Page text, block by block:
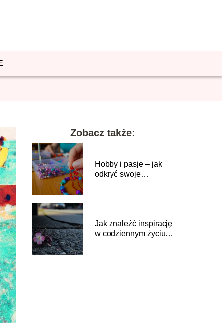
Zobacz także:
Hobby i pasje – jak
odkryć swoje
Jak znaleźć inspirację
w codziennym życiu –